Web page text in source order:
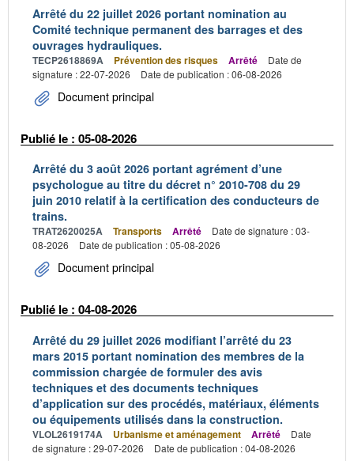
Arrêté du 22 juillet 2026 portant nomination au
Comité technique permanent des barrages et des
ouvrages hydrauliques.
TECP2618869A Prévention des risques Arrêté
Date de
signature : 22-07-2026
Date de publication : 06-08-2026
Document principal
Publié le : 05-08-2026
Arrêté du 3 août 2026 portant agrément d’une
psychologue au titre du décret n° 2010-708 du 29
juin 2010 relatif à la certification des conducteurs de
trains.
TRAT2620025A Transports Arrêté
Date de signature : 03-
08-2026
Date de publication : 05-08-2026
Document principal
Publié le : 04-08-2026
Arrêté du 29 juillet 2026 modifiant l’arrêté du 23
mars 2015 portant nomination des membres de la
commission chargée de formuler des avis
techniques et des documents techniques
d’application sur des procédés, matériaux, éléments
ou équipements utilisés dans la construction.
VLOL2619174A Urbanisme et aménagement Arrêté
Date
de signature : 29-07-2026
Date de publication : 04-08-2026